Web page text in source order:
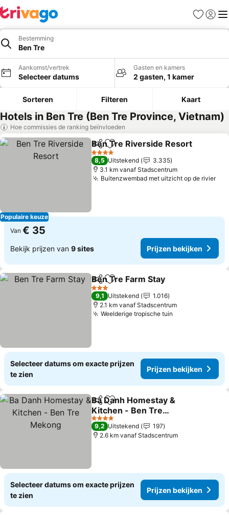
Favorieten
Bestemming
Ben Tre
Aankomst/vertrek
Selecteer datums
Gasten en kamers
2 gasten, 1 kamer
Sorteren Filteren Kaart
Hotels in Ben Tre (Ben Tre Province, Vietnam)
Hoe commissies de ranking beïnvloeden
Populaire keuze
DelenToevoegen aan favorieten
Ben Tre Riverside Resort
4 Sterren
8,5 Uitstekend
3.335
3.1 km vanaf Stadscentrum
Buitenzwembad met uitzicht op de rivier
Van € 35
Bekijk prijzen van 9 sites Prijzen bekijken
DelenToevoegen aan favorieten
Ben Tre Farm Stay
3 Sterren
9,1 Uitstekend
1.016
2.1 km vanaf Stadscentrum
Weelderige tropische tuin
Selecteer datums om exacte prijzen
te zien
Prijzen bekijken
DelenToevoegen aan favorieten
Ba Danh Homestay &
Kitchen - Ben Tre
Mekong
4 Sterren
9,2 Uitstekend
197
2.6 km vanaf Stadscentrum
Selecteer datums om exacte prijzen
te zien
Prijzen bekijken